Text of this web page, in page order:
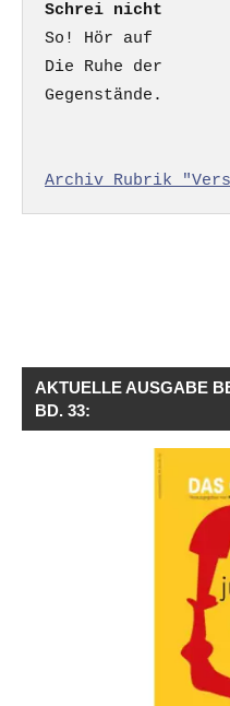
Schrei nicht
So! Hör auf
Die Ruhe der
Gegenstände.
Archiv Rubrik "Vers
AKTUELLE AUSGABE
BD. 33: